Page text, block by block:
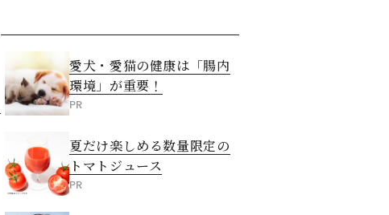
愛犬・愛猫の健康は「腸内
環境」が重要！
PR
夏だけ楽しめる数量限定の
トマトジュース
PR